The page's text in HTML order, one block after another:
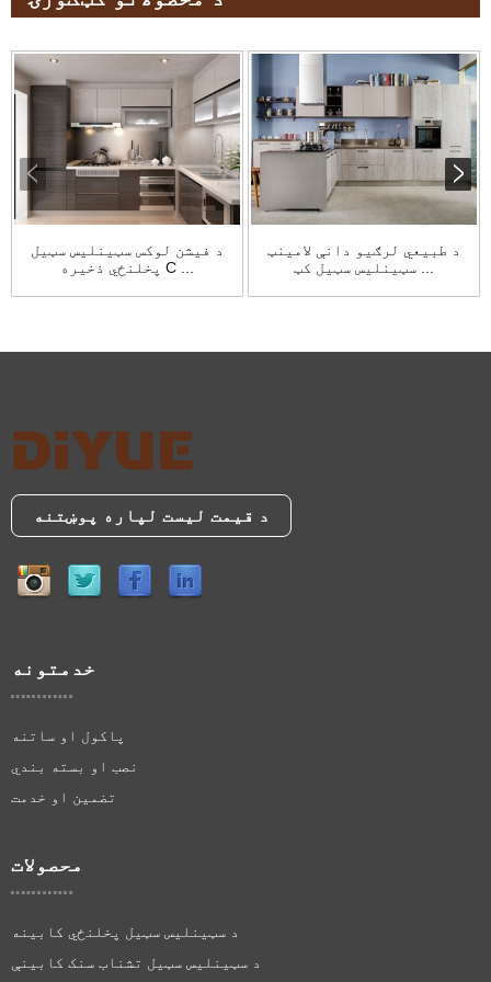
د فیشن لوکس سټینلیس سټیل
پخلنځي ذخیره C ...
د طبیعي لرګیو دانې لامینټ
د قیمت لیست لپاره پوښتنه
خدمتونه
پاکول او ساتنه
نصب او بسته بندي
تضمین او خدمت
محصولات
د سټینلیس سټیل پخلنځي کابینه
د سټینلیس سټیل تشناب سنک کابینې